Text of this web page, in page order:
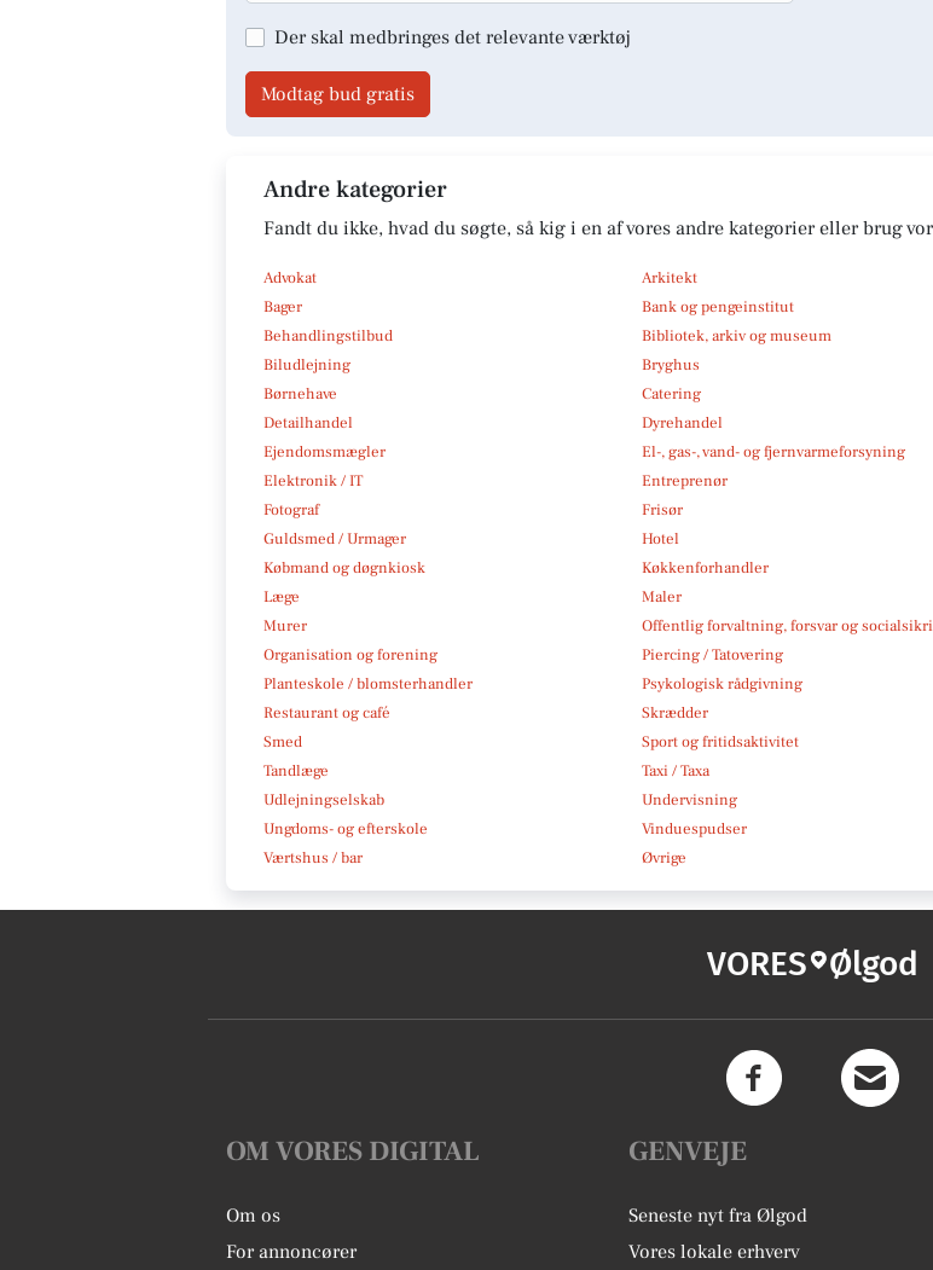
Der skal medbringes det relevante værktøj
Modtag bud gratis
Andre kategorier
Fandt du ikke, hvad du søgte, så kig i en af vores andre kategorier eller brug
Advokat Arkitekt
Bager
Bank og pengeinstitut
Behandlingstilbud
Bibliotek, arkiv og museum
Biludlejning
Bryghus
Børnehave
Catering
Detailhandel
Dyrehandel
Ejendomsmægler
El-, gas-, vand- og fjernvarmeforsyning
Elektronik / IT
Entreprenør
Fotograf
Frisør
Guldsmed / Urmager
Hotel
Købmand og døgnkiosk
Køkkenforhandler
Læge
Maler
Murer
Offentlig forvaltning, forsvar og
Organisation og forening
Piercing / Tatovering
Planteskole / blomsterhandler
Psykologisk rådgivning
Restaurant og café
Skrædder
Smed
Sport og fritidsaktivitet
Tandlæge
Taxi / Taxa
Udlejningselskab
Undervisning
Ungdoms- og efterskole
Vinduespudser
Værtshus / bar
Øvrige
VORES Ølgod
OM VORES DIGITAL
Om os
For annoncører
GENVEJE
Seneste nyt fra Ølgod
Vores lokale erhverv